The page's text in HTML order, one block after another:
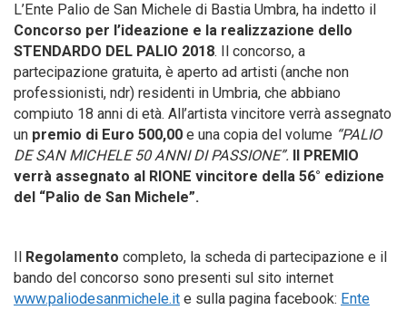
L’Ente Palio de San Michele di Bastia Umbra, ha indetto il
Concorso per l’ideazione e la realizzazione dello
STENDARDO DEL PALIO 2018. Il concorso, a
partecipazione gratuita, è aperto ad artisti (anche non
professionisti, ndr) residenti in Umbria, che abbiano
compiuto 18 anni di età. All’artista vincitore verrà assegnato
un premio di Euro 500,00 e una copia del volume “PALIO
DE SAN MICHELE 50 ANNI DI PASSIONE”. Il PREMIO
verrà assegnato al RIONE vincitore della 56° edizione
del “Palio de San Michele”.
Il Regolamento completo, la scheda di partecipazione e il
bando del concorso sono presenti sul sito internet
www.paliodesanmichele.it e sulla pagina facebook: Ente